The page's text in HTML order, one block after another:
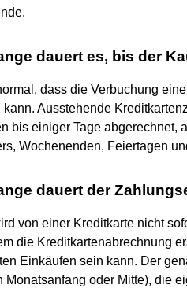
dauert es, bis der
dass die Verbuchung
kann. Ausstehende
bis einiger Tage abgerechnet,
Wochenenden, Feiertagen
dauert der
von einer Kreditkarte nicht
die Kreditkartenabrechnung
Einkäufen sein kann. Der
Monatsanfang oder Mitte), die